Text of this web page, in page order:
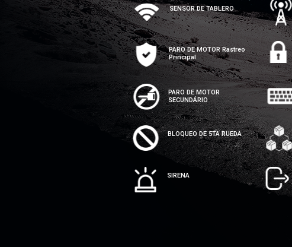
SENSOR DE TABLERO
PARO DE MOTOR Rastreo
Principal
PARO DE MOTOR
SECUNDÁRIO
BLOQUEO DE 5TA RUEDA
SIRENA